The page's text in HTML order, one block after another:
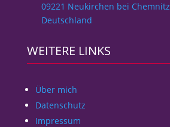
09221 Neukirchen bei Chemnitz
Deutschland
WEITERE LINKS
Über mich
Datenschutz
Impressum